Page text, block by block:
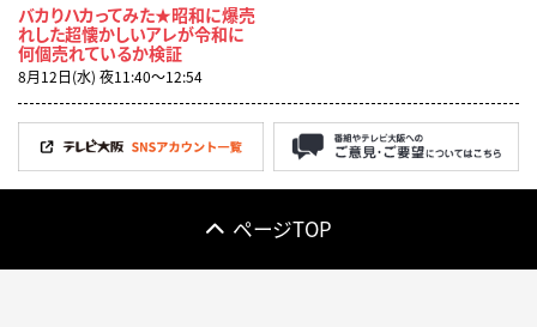
バカりハカってみた★昭和に爆売
れした超懐かしいアレが令和に
何個売れているか検証
8月12日(水) 夜11:40〜12:54
ページTOP